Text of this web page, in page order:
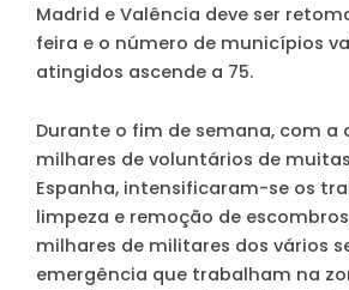
Madrid e Valência deve ser
feira e o número de municípios
atingidos ascende a 75.
Durante o fim de semana, com a
milhares de voluntários de
Espanha, intensificaram-se os
limpeza e remoção de
milhares de militares dos vários
emergência que trabalham na